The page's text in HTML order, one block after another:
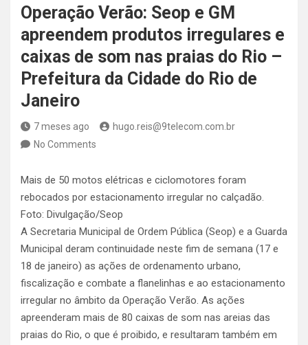
Operação Verão: Seop e GM
apreendem produtos irregulares e
caixas de som nas praias do Rio –
Prefeitura da Cidade do Rio de
Janeiro
7 meses ago
hugo.reis@9telecom.com.br
No Comments
Mais de 50 motos elétricas e ciclomotores foram
rebocados por estacionamento irregular no calçadão.
Foto: Divulgação/Seop
A Secretaria Municipal de Ordem Pública (Seop) e a Guarda
Municipal deram continuidade neste fim de semana (17 e
18 de janeiro) as ações de ordenamento urbano,
fiscalização e combate a flanelinhas e ao estacionamento
irregular no âmbito da Operação Verão. As ações
apreenderam mais de 80 caixas de som nas areias das
praias do Rio, o que é proibido, e resultaram também em